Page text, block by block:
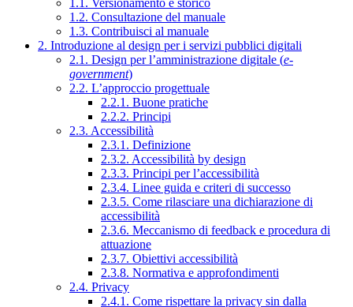
1.1. Versionamento e storico
1.2. Consultazione del manuale
1.3. Contribuisci al manuale
2. Introduzione al design per i servizi pubblici digitali
2.1. Design per l’amministrazione digitale (e-
government)
2.2. L’approccio progettuale
2.2.1. Buone pratiche
2.2.2. Principi
2.3. Accessibilità
2.3.1. Definizione
2.3.2. Accessibilità by design
2.3.3. Principi per l’accessibilità
2.3.4. Linee guida e criteri di successo
2.3.5. Come rilasciare una dichiarazione di
accessibilità
2.3.6. Meccanismo di feedback e procedura di
attuazione
2.3.7. Obiettivi accessibilità
2.3.8. Normativa e approfondimenti
2.4. Privacy
2.4.1. Come rispettare la privacy sin dalla